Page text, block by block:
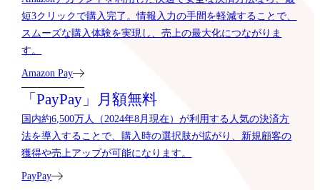
短3クリックで購入完了。情報入力の手間を軽減することで、
スムーズな購入体験を実現し、売上の最大化につながりま
す。
Amazon Pay
「PayPay」月額無料
国内約6,500万人（2024年8月現在）が利用する人気の決済方
法を導入することで、購入時の選択肢が拡がり、新規顧客の
獲得や売上アップが可能になります。
PayPay